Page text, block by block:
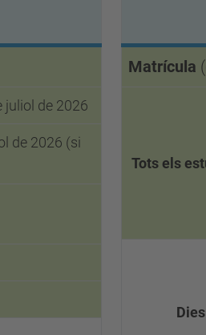
juliol de 2026
de 2026 (si
Matrícula
Tots els